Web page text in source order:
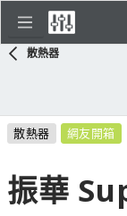
散熱器
散熱器 網友開箱
振華